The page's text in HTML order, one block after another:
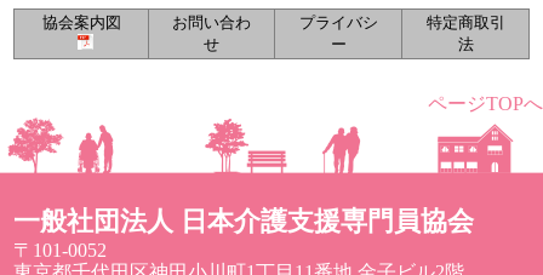
ページTOPへ
一般社団法人 日本介護支援専門員協会
〒101-0052
協会案内図
お問い合わ
せ
プライバシ
ー
特定商取引
法